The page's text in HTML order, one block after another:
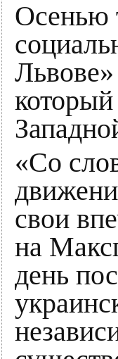
Осенью
«Со
свои
на
день